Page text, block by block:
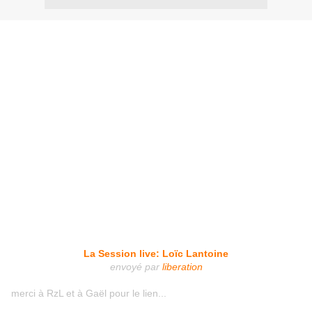
La Session live: Loïc Lantoine
envoyé par liberation
merci à RzL et à Gaël pour le lien...